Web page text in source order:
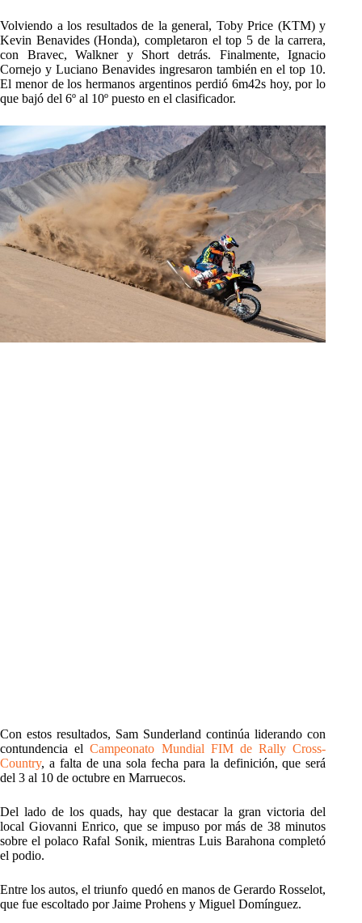
Volviendo a los resultados de la general, Toby Price (KTM) y
Kevin Benavides (Honda), completaron el top 5 de la carrera,
con Bravec, Walkner y Short detrás. Finalmente, Ignacio
Cornejo y Luciano Benavides ingresaron también en el top 10.
El menor de los hermanos argentinos perdió 6m42s hoy, por lo
que bajó del 6º al 10º puesto en el clasificador.
Con estos resultados, Sam Sunderland continúa liderando con
contundencia elCampeonato Mundial FIM de Rally Cross-
Country, a falta de una sola fecha para la definición, que será
del 3 al 10 de octubre en Marruecos.
Del lado de los quads, hay que destacar la gran victoria del
local Giovanni Enrico, que se impuso por más de 38 minutos
sobre el polaco Rafal Sonik, mientras Luis Barahona completó
el podio.
Entre los autos, el triunfo quedó en manos de Gerardo Rosselot,
que fue escoltado por Jaime Prohens y Miguel Domínguez.